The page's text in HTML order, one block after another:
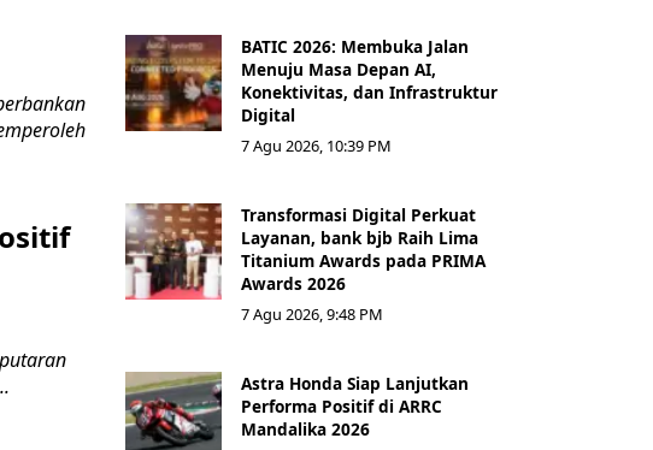
BATIC 2026: Membuka Jalan
Menuju Masa Depan AI,
Konektivitas, dan Infrastruktur
Digital
7 Agu 2026, 10:39 PM
Transformasi Digital Perkuat
Layanan, bank bjb Raih Lima
Titanium Awards pada PRIMA
Awards 2026
7 Agu 2026, 9:48 PM
Astra Honda Siap Lanjutkan
Performa Positif di ARRC
Mandalika 2026